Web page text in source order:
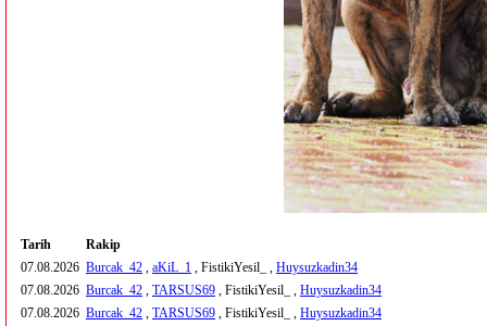
Tarih
Rakip
07.08.2026 Burcak_42 , aKiL_1 , FistikiYesil_ , Huysuzkadin34
07.08.2026 Burcak_42 , TARSUS69 , FistikiYesil_ , Huysuzkadin34
07.08.2026 Burcak_42 , TARSUS69 , FistikiYesil_ , Huysuzkadin34